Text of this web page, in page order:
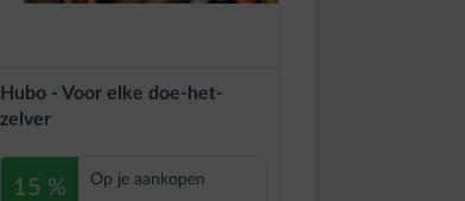
Hubo - Voor elke doe-het-
zelver
15 % Op je aankopen